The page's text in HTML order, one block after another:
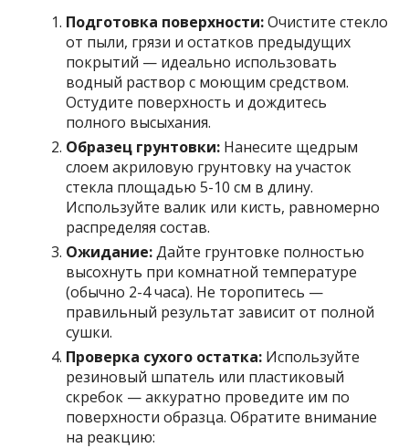
Подготовка поверхности:Очистите стекло
от пыли, грязи и остатков предыдущих
покрытий — идеально использовать
водный раствор с моющим средством.
Остудите поверхность и дождитесь
полного высыхания.
Образец грунтовки: Нанесите щедрым
слоем акриловую грунтовку на участок
стекла площадью 5-10 см в длину.
Используйте валик или кисть, равномерно
распределяя состав.
Ожидание:Дайте грунтовке полностью
высохнуть при комнатной температуре
(обычно 2-4 часа). Не торопитесь —
правильный результат зависит от полной
сушки.
Проверка сухого остатка: Используйте
резиновый шпатель или пластиковый
скребок — аккуратно проведите им по
поверхности образца. Обратите внимание
на реакцию: